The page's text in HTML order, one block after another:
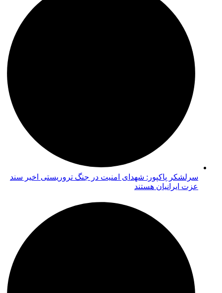
سرلشکر پاکپور: شهدای امنیت در جنگ تروریستی اخیر سند
عزت ایرانیان هستند